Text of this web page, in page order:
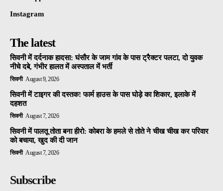
Instagram
The latest
सिवनी में दर्दनाक हादसा: घंसौर के जाम गांव के पास ट्रैक्टर पलटा, दो युवक
नीचे दबे, गंभीर हालत में अस्पताल में भर्ती
सिवनी August 9, 2026
सिवनी में टाइगर की दस्तक! फार्म हाउस के पास घोड़े का शिकार, इलाके में
दहशत
सिवनी August 7, 2026
सिवनी में पालतू तोता बना हीरो: कोबरा के हमले से तोते ने चीख चीख कर परिवार
को बचाया, खुद की दी जान
सिवनी August 7, 2026
Subscribe